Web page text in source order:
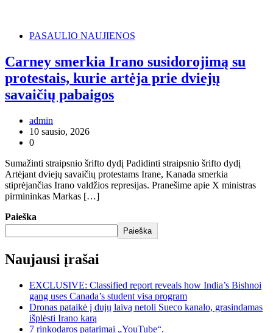
PASAULIO NAUJIENOS
Carney smerkia Irano susidorojimą su
protestais, kurie artėja prie dviejų
savaičių pabaigos
admin
10 sausio, 2026
0
Sumažinti straipsnio šrifto dydį Padidinti straipsnio šrifto dydį
Artėjant dviejų savaičių protestams Irane, Kanada smerkia
stiprėjančias Irano valdžios represijas. Pranešime apie X ministras
pirmininkas Markas […]
Paieška
Paieška
Naujausi įrašai
EXCLUSIVE: Classified report reveals how India’s Bishnoi
gang uses Canada’s student visa program
Dronas pataikė į dujų laivą netoli Sueco kanalo, grasindamas
išplėsti Irano karą
7 rinkodaros patarimai „YouTube“.